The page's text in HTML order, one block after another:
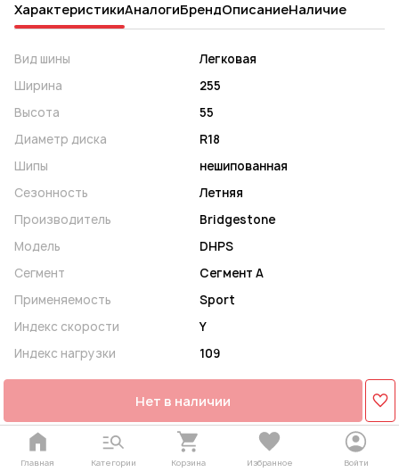
ХарактеристикиАналогиБрендОписаниеНаличие
Вид шины
Легковая
Ширина
255
Высота
55
Диаметр диска
R18
Шипы
нешипованная
Сезонность
Летняя
Производитель
Bridgestone
Модель
DHPS
Сегмент
Сегмент A
Применяемость
Sport
Индекс скорости
Y
Индекс нагрузки
109
Нет в наличии
Главная Категории Корзина Избранное Войти